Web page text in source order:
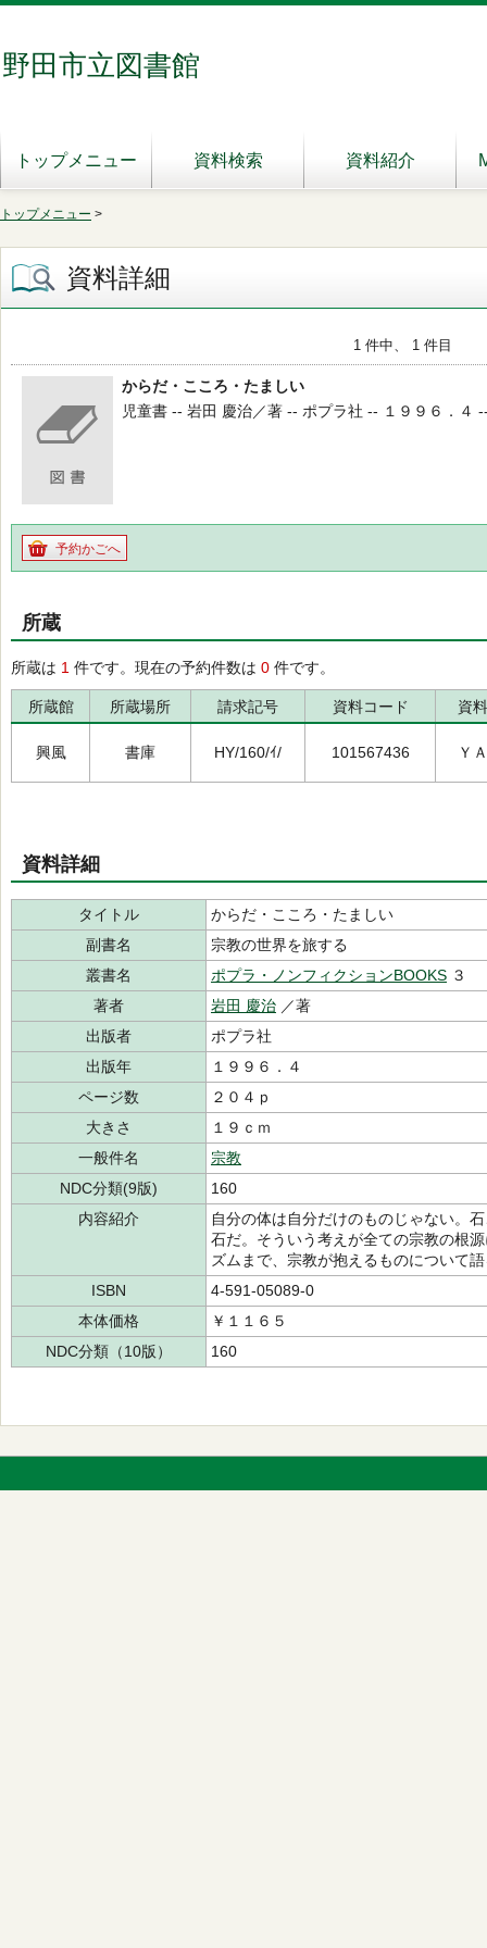
野田市立図書館
トップメニュー 資料検索 資料紹介
トップメニュー >
資料詳細
1 件中、 1 件目
からだ・こころ・たましい
児童書 -- 岩田 慶治／著 -- ポプラ社 -- １９９６．４
予約かごへ
所蔵
所蔵は 1 件です。現在の予約件数は 0 件です。
所蔵館 所蔵場所 請求記号 資料コード 資
興風 書庫 HY/160/ｲ/ 101567436 Ｙ
資料詳細
タイトル
からだ・こころ・たましい
副書名
宗教の世界を旅する
叢書名
ポプラ・ノンフィクションBOOKS ３
著者
岩田 慶治 ／著
出版者
ポプラ社
出版年
１９９６．４
ページ数
２０４ｐ
大きさ
１９ｃｍ
一般件名
宗教
NDC分類(9版)
160
内容紹介
自分の体は自分だけのものじゃない。
石だ。そういう考えが全ての宗教の根
ズムまで、宗教が抱えるものについて
ISBN
4-591-05089-0
本体価格
￥１１６５
NDC分類（10版）
160